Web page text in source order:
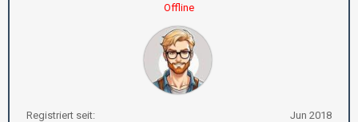
Offline
Registriert seit: Jun 2018